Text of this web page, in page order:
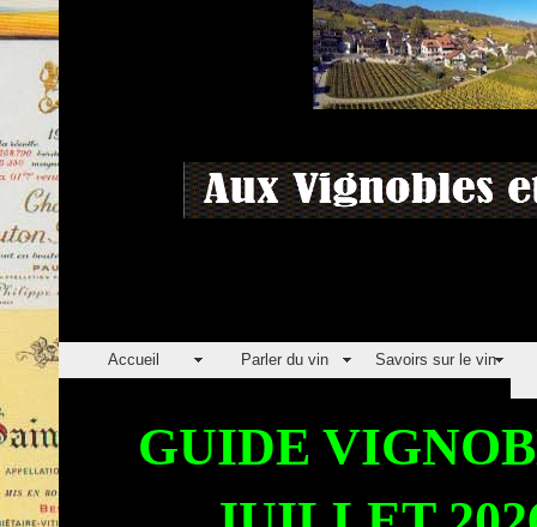
Accueil Parler du vin Savoirs sur le vin
GUIDE